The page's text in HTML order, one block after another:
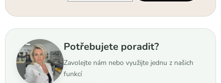
Potřebujete poradit?
Zavolejte nám nebo využijte jednu z našich
funkcí